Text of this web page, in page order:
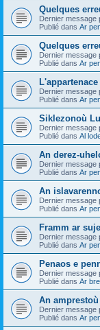
Quelques
Dernier message
Publié dans Ar
Quelques
Dernier message
Publié dans Ar
L'appartenace
Dernier message
Publié dans Ar
Siklezonoù
Dernier message
Publié dans Al
An derez-
Dernier message
Publié dans Ar
An
Dernier message
Publié dans Ar
Framm ar
Dernier message
Publié dans Ar
Penaos e
Dernier message
Publié dans Ar
An
Dernier message
Publié dans Ar